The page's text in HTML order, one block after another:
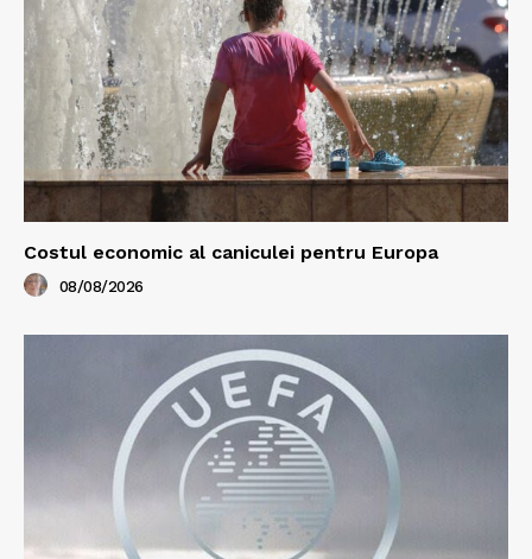
Costul economic al caniculei pentru Europa
08/08/2026